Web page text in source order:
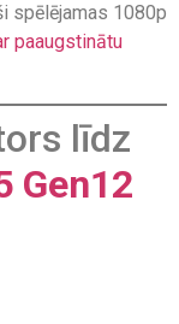
spēlējamas 1080p
paaugstinātu
līdz
Gen12